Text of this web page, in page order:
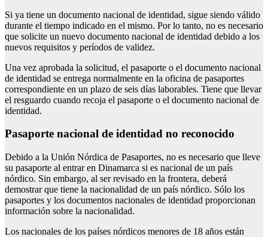
Si ya tiene un documento nacional de identidad, sigue siendo válido
durante el tiempo indicado en el mismo. Por lo tanto, no es necesario
que solicite un nuevo documento nacional de identidad debido a los
nuevos requisitos y períodos de validez.
Una vez aprobada la solicitud, el pasaporte o el documento nacional
de identidad se entrega normalmente en la oficina de pasaportes
correspondiente en un plazo de seis días laborables. Tiene que llevar
el resguardo cuando recoja el pasaporte o el documento nacional de
identidad.
Pasaporte nacional de identidad no reconocido
Debido a la Unión Nórdica de Pasaportes, no es necesario que lleve
su pasaporte al entrar en Dinamarca si es nacional de un país
nórdico. Sin embargo, al ser revisado en la frontera, deberá
demostrar que tiene la nacionalidad de un país nórdico. Sólo los
pasaportes y los documentos nacionales de identidad proporcionan
información sobre la nacionalidad.
Los nacionales de los países nórdicos menores de 18 años están